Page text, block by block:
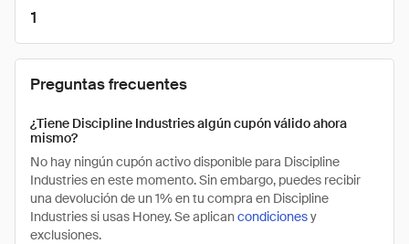
1
Preguntas frecuentes
¿Tiene Discipline Industries algún cupón válido ahora
mismo?
No hay ningún cupón activo disponible para Discipline
Industries en este momento. Sin embargo, puedes recibir
una devolución de un 1% en tu compra en Discipline
Industries si usas Honey. Se aplicancondicionesy
exclusiones.